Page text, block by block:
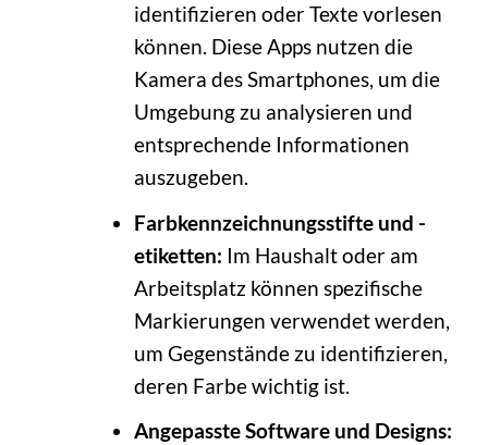
identifizieren oder Texte vorlesen
können. Diese Apps nutzen die
Kamera des Smartphones, um die
Umgebung zu analysieren und
entsprechende Informationen
auszugeben.
Farbkennzeichnungsstifte und -
etiketten: Im Haushalt oder am
Arbeitsplatz können spezifische
Markierungen verwendet werden,
um Gegenstände zu identifizieren,
deren Farbe wichtig ist.
Angepasste Software und Designs: